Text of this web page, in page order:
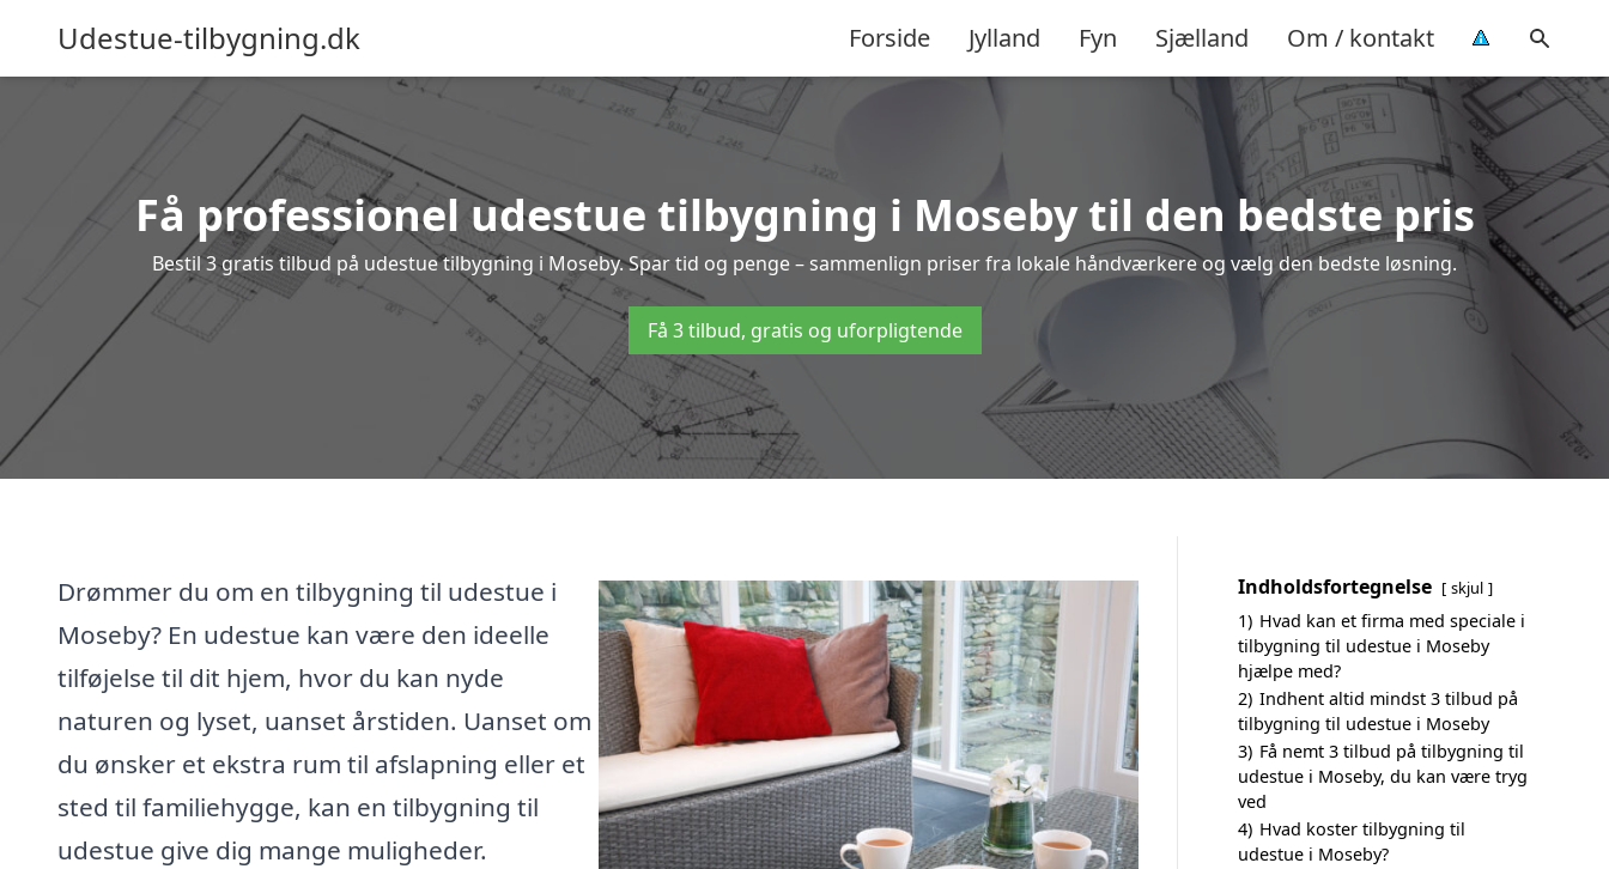
Udestue-tilbygning.dk Forside Jylland Fyn Sjælland Om / kontakt
Få professionel udestue tilbygning i Moseby til den bedste pris
Bestil 3 gratis tilbud på udestue tilbygning i Moseby. Spar tid og penge – sammenlign priser fra lokale håndværkere og vælg den bedste løsning.
Få 3 tilbud, gratis og uforpligtende
Drømmer du om en tilbygning til udestue i
Moseby? En udestue kan være den ideelle
tilføjelse til dit hjem, hvor du kan nyde
naturen og lyset, uanset årstiden. Uanset om
du ønsker et ekstra rum til afslapning eller et
sted til familiehygge, kan en tilbygning til
udestue give dig mange muligheder.
Indholdsfortegnelse skjul
1) Hvad kan et firma med speciale i
tilbygning til udestue i Moseby
hjælpe med?
2) Indhent altid mindst 3 tilbud på
tilbygning til udestue i Moseby
3) Få nemt 3 tilbud på tilbygning til
udestue i Moseby, du kan være tryg
ved
4) Hvad koster tilbygning til
udestue i Moseby?